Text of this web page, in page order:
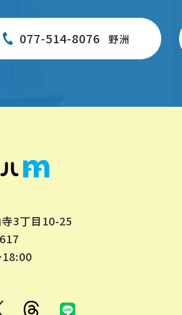
077-514-8076 野洲
3丁目10-25